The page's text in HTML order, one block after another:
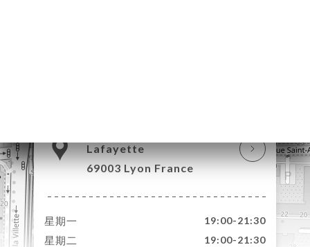
Lafayette
69003 Lyon France
星期一 19:00-21:30
星期二 19:00-21:30